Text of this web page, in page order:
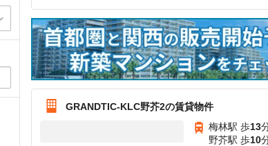
GRANDTIC-KLC野芥2の賃貸物件
梅林駅 歩13
野芥駅 歩10